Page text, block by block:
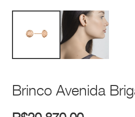
Brinco Avenida